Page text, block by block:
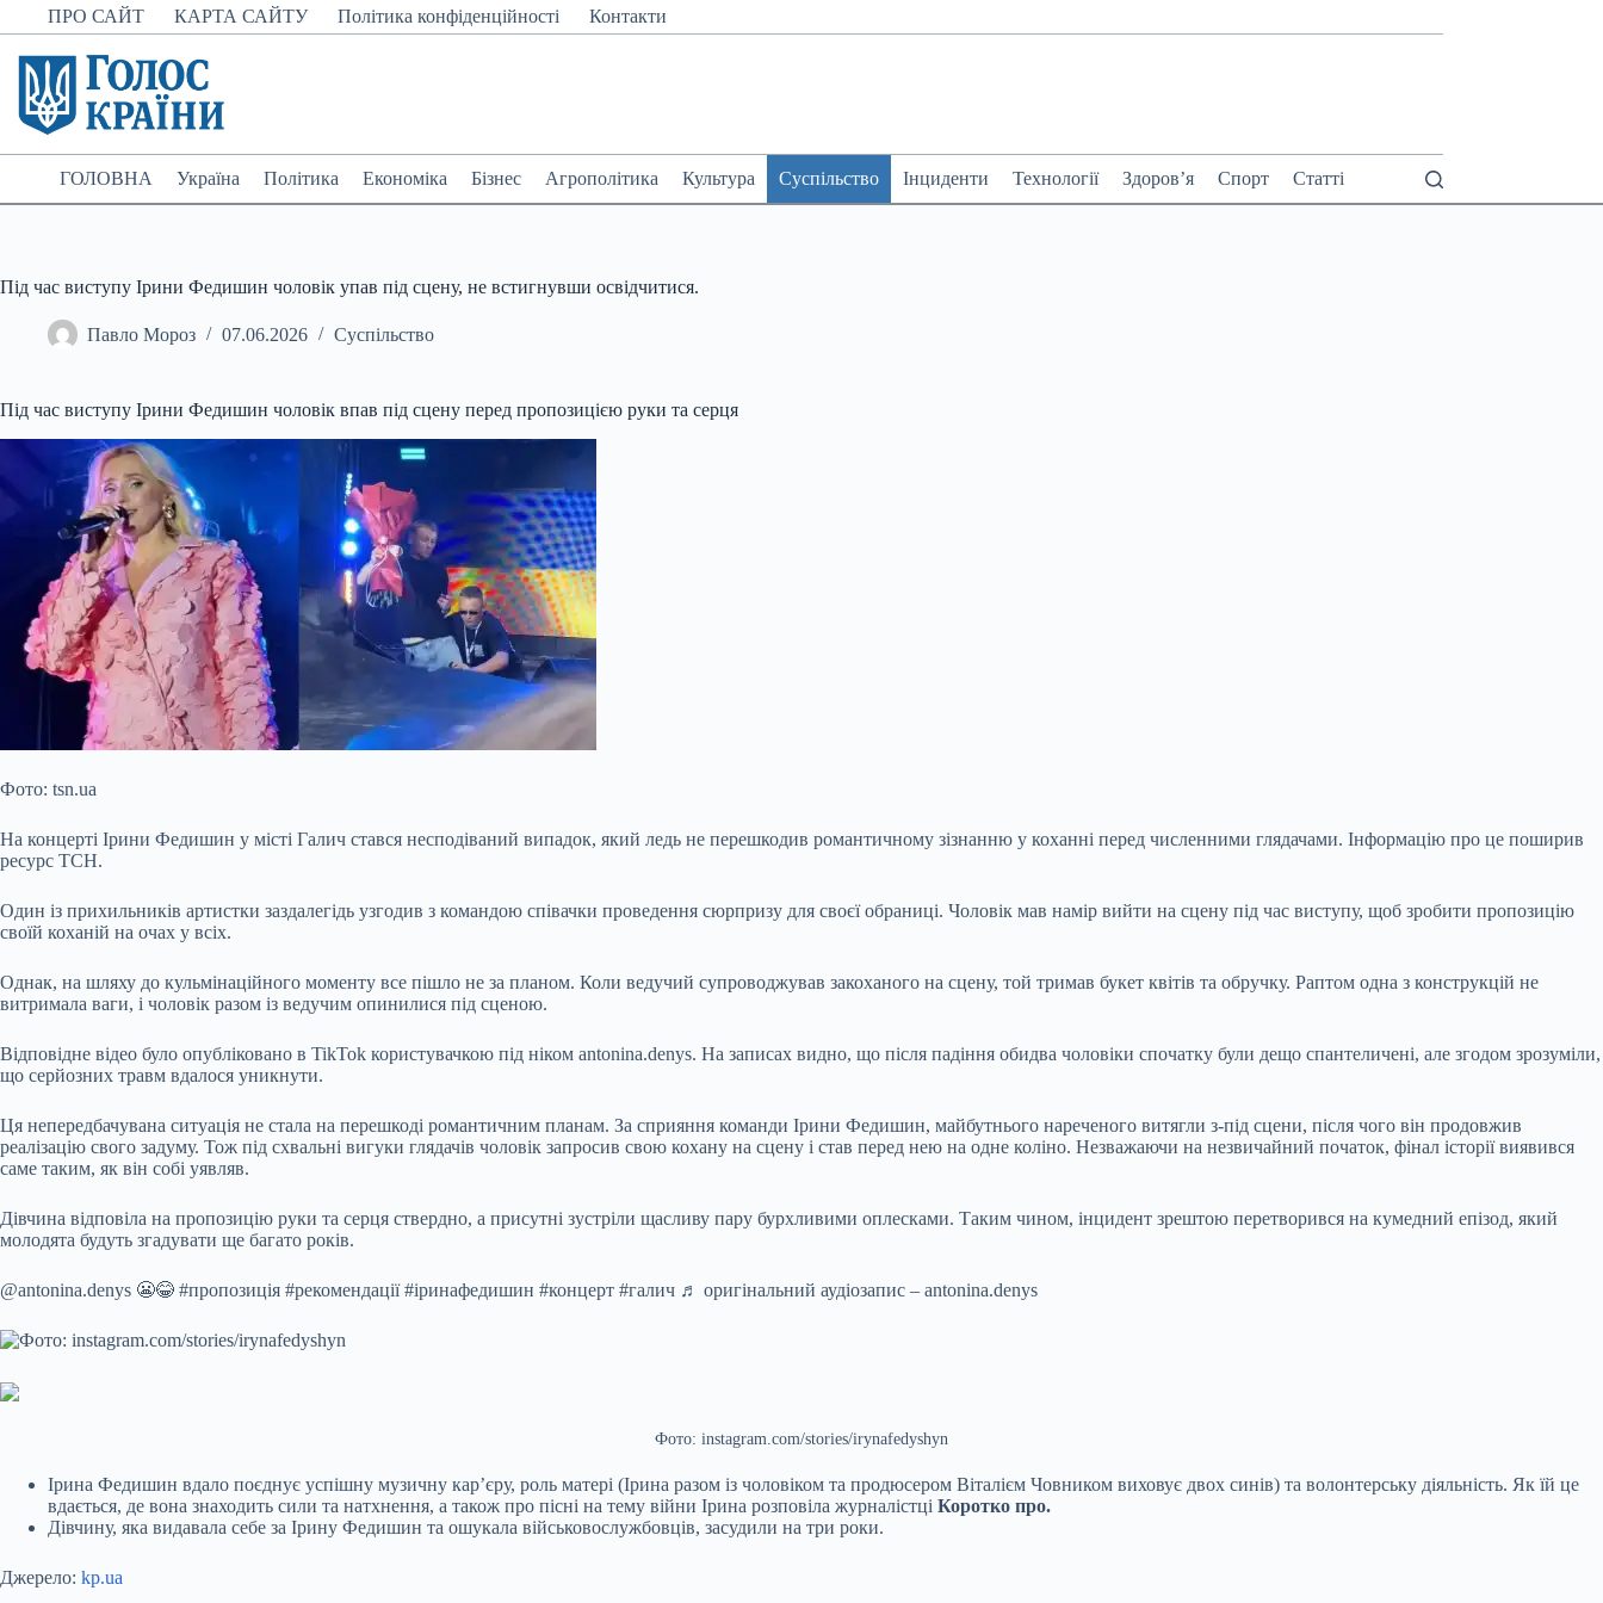
Перейти
до
вмісту
ПРО САЙТ КАРТА САЙТУ Політика конфіденційності Контакти
ГОЛОВНА Україна Політика Економіка Бізнес Агрополітика Культура Суспільство Інциденти Технології Здоров’я Спорт Статті
Під час виступу Ірини Федишин чоловік упав під сцену, не встигнувши освідчитися.
Павло Мороз 07.06.2026 Суспільство
Під час виступу Ірини Федишин чоловік впав під сцену перед пропозицією руки та серця
Фото: tsn.ua
На концерті Ірини Федишин у місті Галич стався несподіваний випадок, який ледь не перешкодив романтичному зізнанню у коханні перед численними глядачами. Інформацію про це поширив
ресурс ТСН.
Один із прихильників артистки заздалегідь узгодив з командою співачки проведення сюрпризу для своєї обраниці. Чоловік мав намір вийти на сцену під час виступу, щоб зробити пропозицію
своїй коханій на очах у всіх.
Однак, на шляху до кульмінаційного моменту все пішло не за планом. Коли ведучий супроводжував закоханого на сцену, той тримав букет квітів та обручку. Раптом одна з конструкцій не
витримала ваги, і чоловік разом із ведучим опинилися під сценою.
Відповідне відео було опубліковано в TikTok користувачкою під ніком antonina.denys. На записах видно, що після падіння обидва чоловіки спочатку були дещо спантеличені, але згодом зрозуміли,
що серйозних травм вдалося уникнути.
Ця непередбачувана ситуація не стала на перешкоді романтичним планам. За сприяння команди Ірини Федишин, майбутнього нареченого витягли з-під сцени, після чого він продовжив
реалізацію свого задуму. Тож під схвальні вигуки глядачів чоловік запросив свою кохану на сцену і став перед нею на одне коліно. Незважаючи на незвичайний початок, фінал історії виявився
саме таким, як він собі уявляв.
Дівчина відповіла на пропозицію руки та серця ствердно, а присутні зустріли щасливу пару бурхливими оплесками. Таким чином, інцидент зрештою перетворився на кумедний епізод, який
молодята будуть згадувати ще багато років.
@antonina.denys 😬😂 #пропозиція #рекомендації #іринафедишин #концерт #галич ♬ оригінальний аудіозапис – antonina.denys
Фото: instagram.com/stories/irynafedyshyn
Ірина Федишин вдало поєднує успішну музичну кар’єру, роль матері (Ірина разом із чоловіком та продюсером Віталієм Човником виховує двох синів) та волонтерську діяльність. Як їй це
вдається, де вона знаходить сили та натхнення, а також про пісні на тему війни Ірина розповіла журналістці Коротко про.
Дівчину, яка видавала себе за Ірину Федишин та ошукала військовослужбовців, засудили на три роки.
Джерело: kp.ua